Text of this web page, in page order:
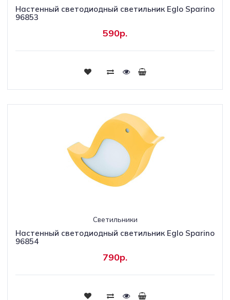
Настенный светодиодный светильник Eglo Sparino
96853
590р.
Светильники
Настенный светодиодный светильник Eglo Sparino
96854
790р.